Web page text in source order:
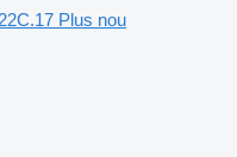
Plus nou